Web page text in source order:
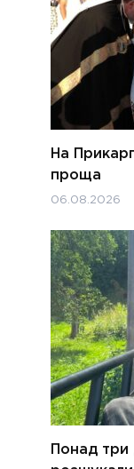
На
проща
06.08.2026
Понад три